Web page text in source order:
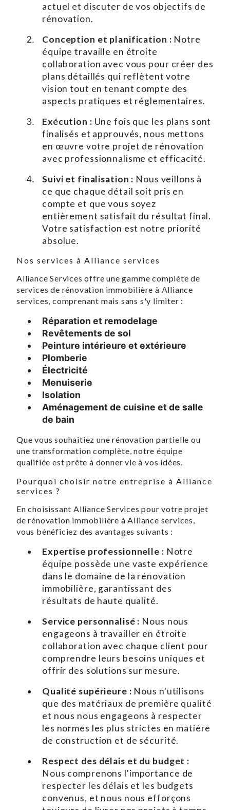
actuel et discuter de vos objectifs de
rénovation.
Conception et planification : Notre
équipe travaille en étroite
collaboration avec vous pour créer des
plans détaillés qui reflètent votre
vision tout en tenant compte des
aspects pratiques et réglementaires.
Exécution : Une fois que les plans sont
finalisés et approuvés, nous mettons
en œuvre votre projet de rénovation
avec professionnalisme et efficacité.
Suivi et finalisation : Nous veillons à
ce que chaque détail soit pris en
compte et que vous soyez
entièrement satisfait du résultat final.
Votre satisfaction est notre priorité
absolue.
Nos services à Alliance services
Alliance Services offre une gamme complète de
services de rénovation immobilière à Alliance
services, comprenant mais sans s'y limiter :
Réparation et remodelage
Revêtements de sol
Peinture intérieure et extérieure
Plomberie
Électricité
Menuiserie
Isolation
Aménagement de cuisine et de salle
de bain
Que vous souhaitiez une rénovation partielle ou
une transformation complète, notre équipe
qualifiée est prête à donner vie à vos idées.
Pourquoi choisir notre entreprise à Alliance
services ?
En choisissant Alliance Services pour votre projet
de rénovation immobilière à Alliance services,
vous bénéficiez des avantages suivants :
Expertise professionnelle : Notre
équipe possède une vaste expérience
dans le domaine de la rénovation
immobilière, garantissant des
résultats de haute qualité.
Service personnalisé : Nous nous
engageons à travailler en étroite
collaboration avec chaque client pour
comprendre leurs besoins uniques et
offrir des solutions sur mesure.
Qualité supérieure : Nous n'utilisons
que des matériaux de première qualité
et nous nous engageons à respecter
les normes les plus strictes en matière
de construction et de sécurité.
Respect des délais et du budget :
Nous comprenons l'importance de
respecter les délais et les budgets
convenus, et nous nous efforçons